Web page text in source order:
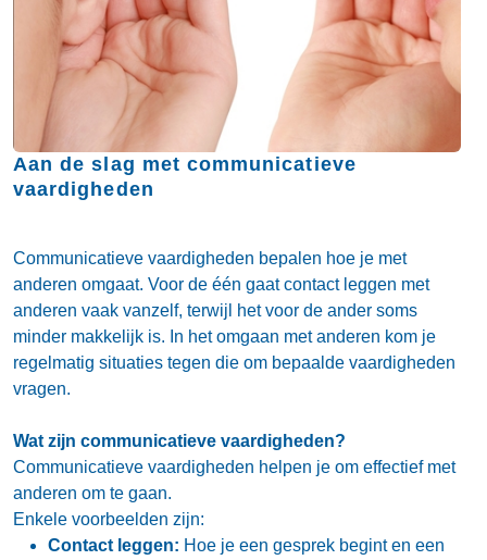
Aan de slag met communicatieve
vaardigheden
Communicatieve vaardigheden bepalen hoe je met
anderen omgaat. Voor de één gaat contact leggen met
anderen vaak vanzelf, terwijl het voor de ander soms
minder makkelijk is. In het omgaan met anderen kom je
regelmatig situaties tegen die om bepaalde vaardigheden
vragen.
Wat zijn communicatieve vaardigheden?
Communicatieve vaardigheden helpen je om effectief met
anderen om te gaan.
Enkele voorbeelden zijn:
Contact leggen: Hoe je een gesprek begint en een